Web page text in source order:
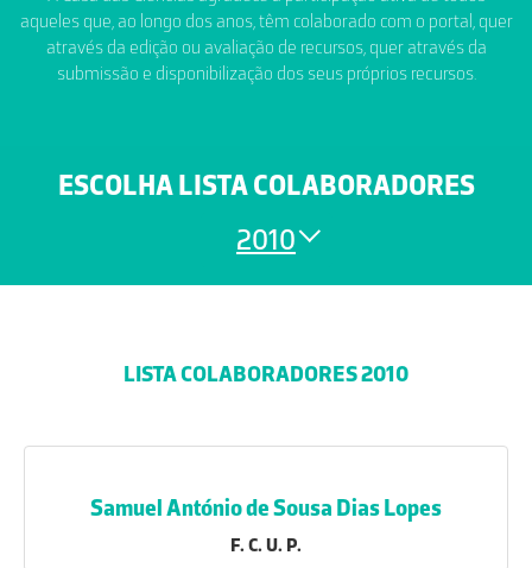
aqueles que, ao longo dos anos, têm colaborado com o portal, quer
através da edição ou avaliação de recursos, quer através da
submissão e disponibilização dos seus próprios recursos.
ESCOLHA LISTA COLABORADORES
2010
LISTA COLABORADORES 2010
Samuel António de Sousa Dias Lopes
F. C. U. P.